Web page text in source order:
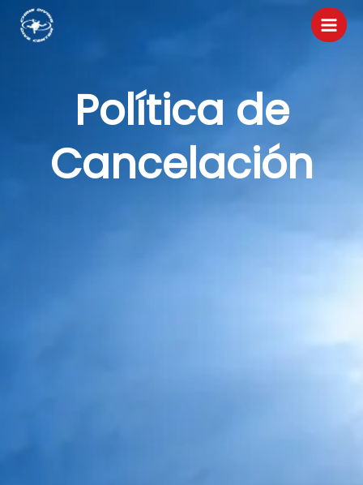
Política de
Cancelación